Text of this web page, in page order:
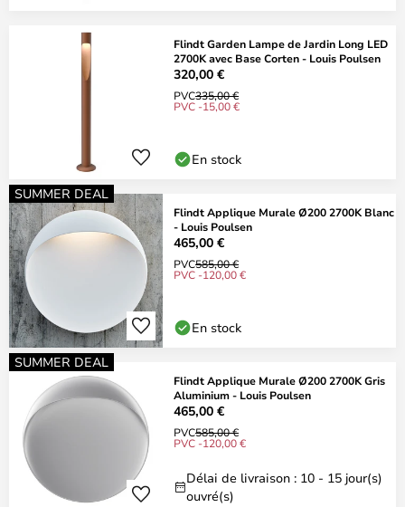
Flindt Garden Lampe de Jardin Long LED
2700K avec Base Corten - Louis Poulsen
320,00 €
PVC335,00 €
PVC -15,00 €
En stock
SUMMER DEAL
Flindt Applique Murale Ø200 2700K Blanc
- Louis Poulsen
465,00 €
PVC585,00 €
PVC -120,00 €
En stock
SUMMER DEAL
Flindt Applique Murale Ø200 2700K Gris
Aluminium - Louis Poulsen
465,00 €
PVC585,00 €
PVC -120,00 €
Délai de livraison : 10 - 15 jour(s)
ouvré(s)